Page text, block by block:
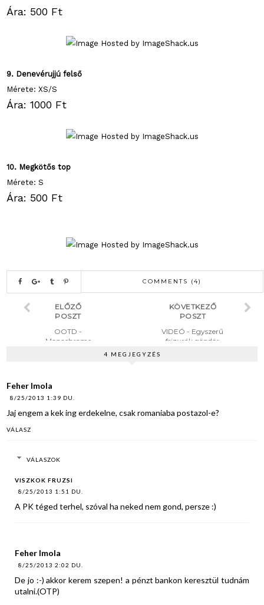
Ára: 500 Ft
9. Denevérujjú felső
Mérete: XS/S
Ára: 1000 Ft
10. Megkötős top
Mérete: S
Ára: 500 Ft
COMMENTS (4)
KÖVETKEZŐ
POSZT
VIDEÓ - Egyszerű
frizurák göndör
ELŐZŐ
POSZT
OOTD -
Monochrome
4 MEGJEGYZÉS
Feher Imola
8/25/2013 1:39 DU.
Jaj engem a kek ing erdekelne, csak romaniaba postazol-e?
VÁLASZ
VÁLASZOK
VISZKOK FRUZSI
8/25/2013 1:51 DU.
A PK téged terhel, szóval ha neked nem gond, persze :)
Feher Imola
8/25/2013 2:02 DU.
De jo :-) akkor kerem szepen! a pénzt bankon keresztül tudnám
utalni.(OTP)